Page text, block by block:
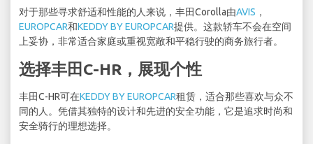
对于那些寻求舒适和性能的人来说，丰田Corolla由AVIS ，
EUROPCAR和KEDDY BY EUROPCAR提供。这款轿车不会在空间
上妥协，非常适合家庭或重视宽敞和平稳行驶的商务旅行者。
选择丰田C-HR，展现个性
丰田C-HR可在KEDDY BY EUROPCAR租赁，适合那些喜欢与众不
同的人。凭借其独特的设计和先进的安全功能，它是追求时尚和
安全骑行的理想选择。